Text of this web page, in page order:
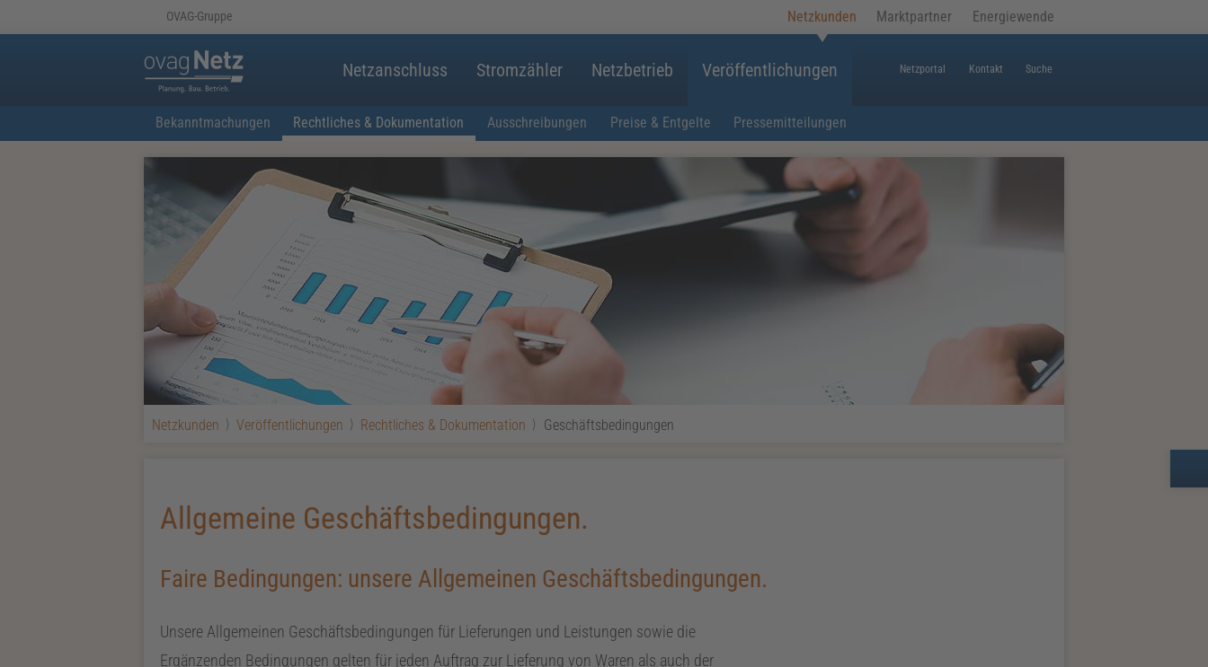
OVAG-Gruppe Netzkunden Marktpartner Energiewende
Netzanschluss Stromzähler Netzbetrieb Veröffentlichungen
Bekanntmachungen Rechtliches & Dokumentation Ausschreibungen Preise & Entgelte Pressemitteilungen
Netzportal Kontakt Suche
Netzkunden Veröffentlichungen Rechtliches & Dokumentation Geschäftsbedingungen
Allgemeine Geschäftsbedingungen.
Faire Bedingungen: unsere Allgemeinen Geschäftsbedingungen.
Unsere Allgemeinen Geschäftsbedingungen für Lieferungen und Leistungen sowie die
Ergänzenden Bedingungen gelten für jeden Auftrag zur Lieferung von Waren als auch der